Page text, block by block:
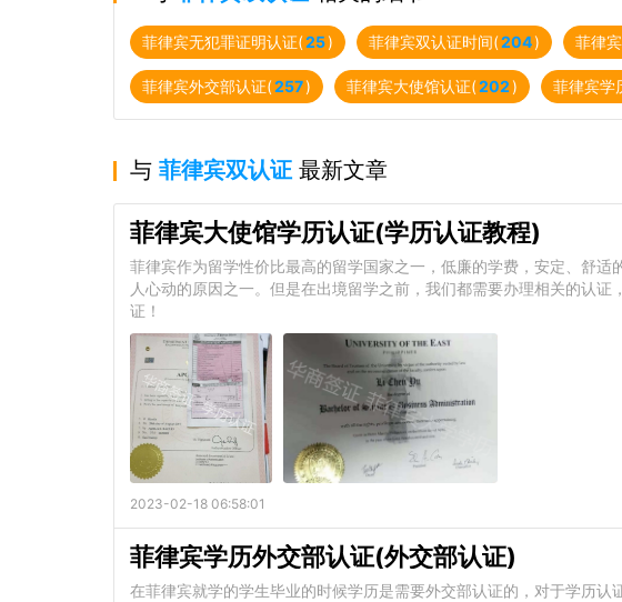
菲律宾无犯罪证明认证(25) 菲律宾双认证时间(204) 菲律
菲律宾外交部认证(257) 菲律宾大使馆认证(202) 菲律宾学
与 菲律宾双认证 最新文章
菲律宾大使馆学历认证(学历认证教程)
菲律宾作为留学性价比最高的留学国家之一，低廉的学费，安定、舒适
人心动的原因之一。但是在出境留学之前，我们都需要办理相关的认
证！
2023-02-18 06:58:01
菲律宾学历外交部认证(外交部认证)
在菲律宾就学的学生毕业的时候学历是需要外交部认证的，对于学历